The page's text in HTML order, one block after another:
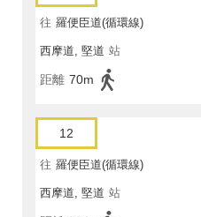
往 羅便臣道(循環線)
西摩道, 堅道 站
距離 70m
12
往 羅便臣道(循環線)
西摩道, 堅道 站